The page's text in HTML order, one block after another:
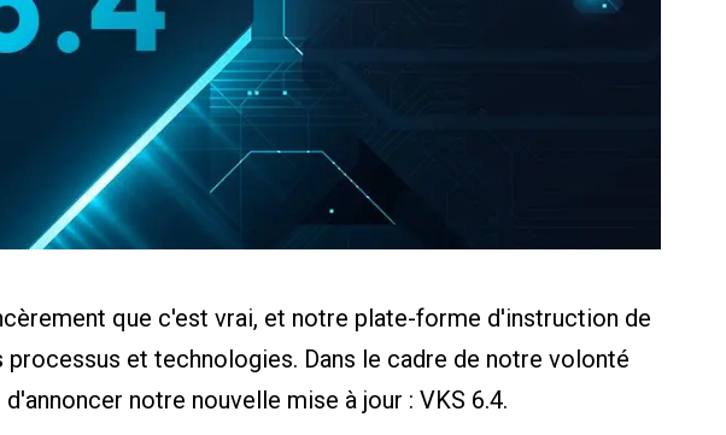
que c'est vrai, et notre plate-forme d'instruction de
et technologies. Dans le cadre de notre volonté
notre nouvelle mise à jour : VKS 6.4.